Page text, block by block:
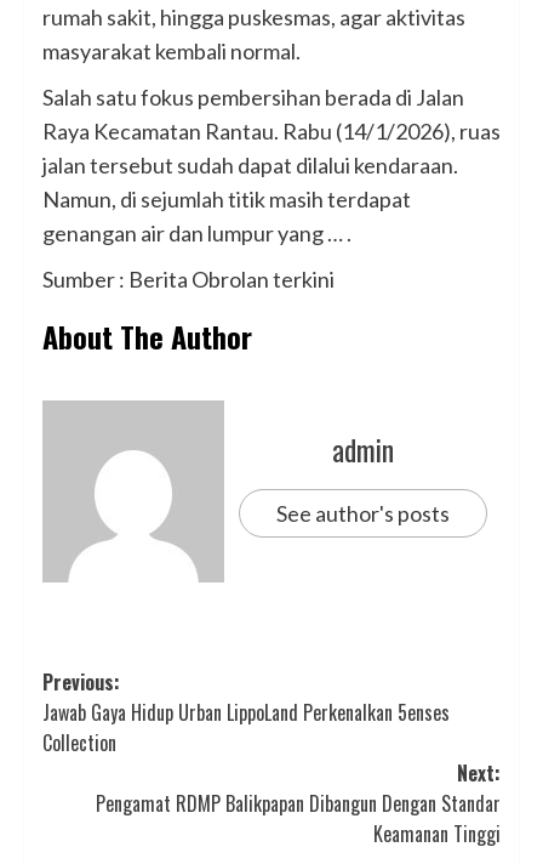
rumah sakit, hingga puskesmas, agar aktivitas
masyarakat kembali normal.
Salah satu fokus pembersihan berada di Jalan
Raya Kecamatan Rantau. Rabu (14/1/2026), ruas
jalan tersebut sudah dapat dilalui kendaraan.
Namun, di sejumlah titik masih terdapat
genangan air dan lumpur yang … .
Sumber : Berita Obrolan terkini
About The Author
admin
See author's posts
Post
navigation
Previous:
Jawab Gaya Hidup Urban LippoLand Perkenalkan 5enses
Collection
Next:
Pengamat RDMP Balikpapan Dibangun Dengan Standar
Keamanan Tinggi